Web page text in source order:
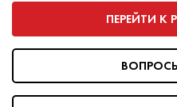
На сайте Eticket4 частные
размещают предложения
ПЕРЕЙТИ К